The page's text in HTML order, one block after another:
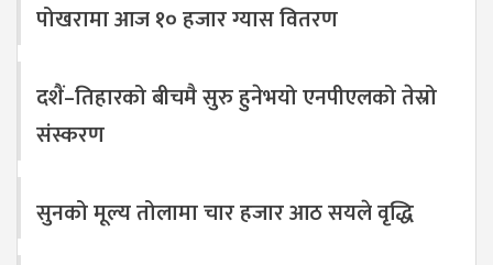
पोखरामा आज १० हजार ग्यास वितरण
दशैं–तिहारको बीचमै सुरु हुनेभयो एनपीएलको तेस्रो
संस्करण
सुनको मूल्य तोलामा चार हजार आठ सयले वृद्धि